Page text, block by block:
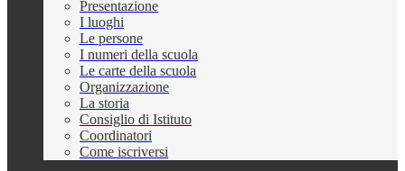
Presentazione
I luoghi
Le persone
I numeri della scuola
Le carte della scuola
Organizzazione
La storia
Consiglio di Istituto
Coordinatori
Come iscriversi